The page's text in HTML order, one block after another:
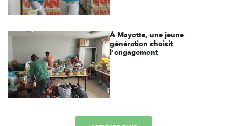
À Mayotte, une jeune
génération choisit
l'engagement